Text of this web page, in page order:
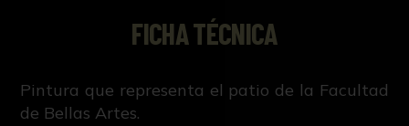
FICHA TÉCNICA
Pintura que representa el patio de la Facultad
de Bellas Artes.